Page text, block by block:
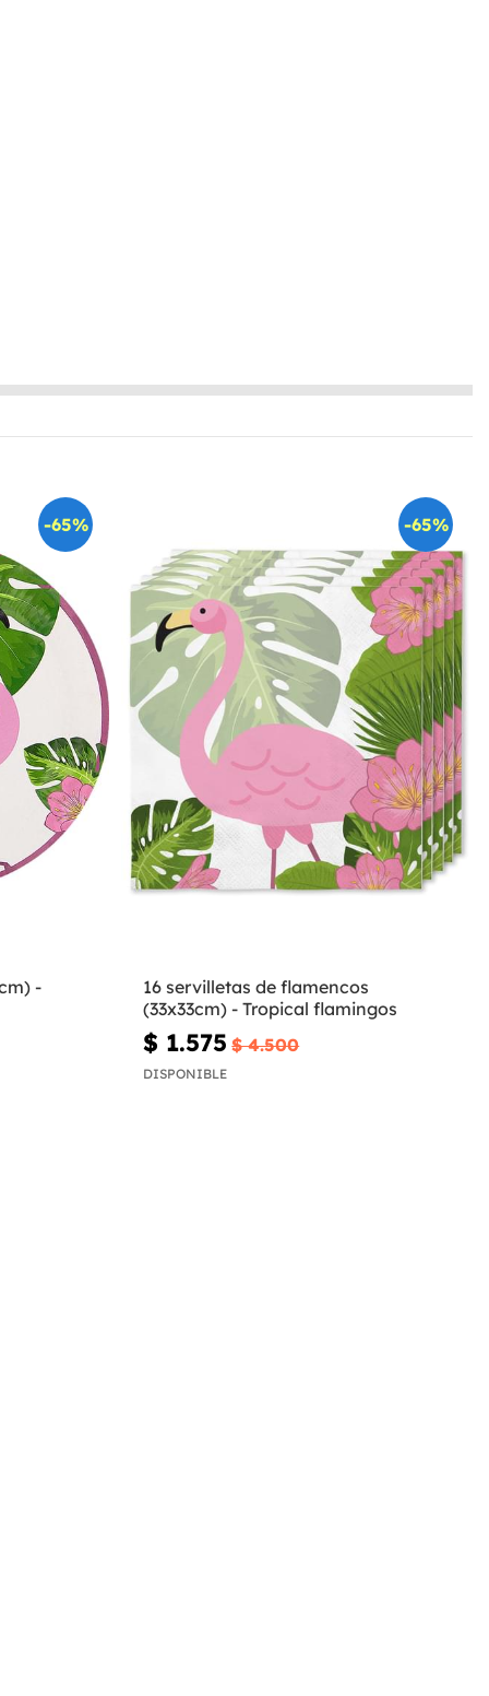
-65%
-
-65%
16 servilletas de flamencos
(33x33cm) - Tropical flamingos
$ 1.575 $ 4.500
DISPONIBLE